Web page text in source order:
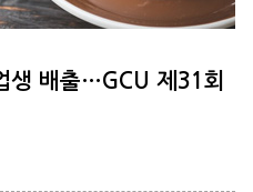
생 배출…GCU 제31회